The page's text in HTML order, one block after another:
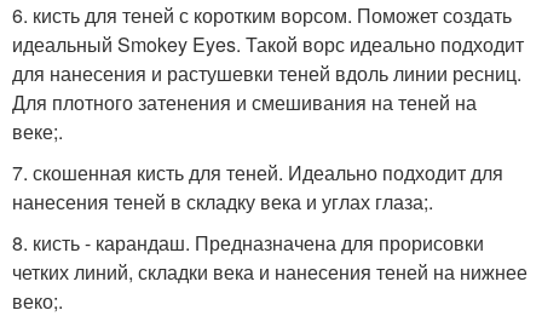
6. кисть для теней с коротким ворсом. Поможет создать
идеальный Smokey Eyes. Такой ворс идеально подходит
для нанесения и растушевки теней вдоль линии ресниц.
Для плотного затенения и смешивания на теней на
веке;.
7. скошенная кисть для теней. Идеально подходит для
нанесения теней в складку века и углах глаза;.
8. кисть - карандаш. Предназначена для прорисовки
четких линий, складки века и нанесения теней на нижнее
веко;.